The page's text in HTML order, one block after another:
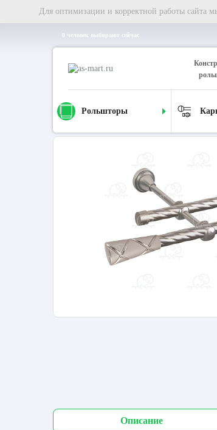
Для оптимизации и корректной работы сайта
0 человек выбирают сейчас
Рольшторы
Главная
Описание